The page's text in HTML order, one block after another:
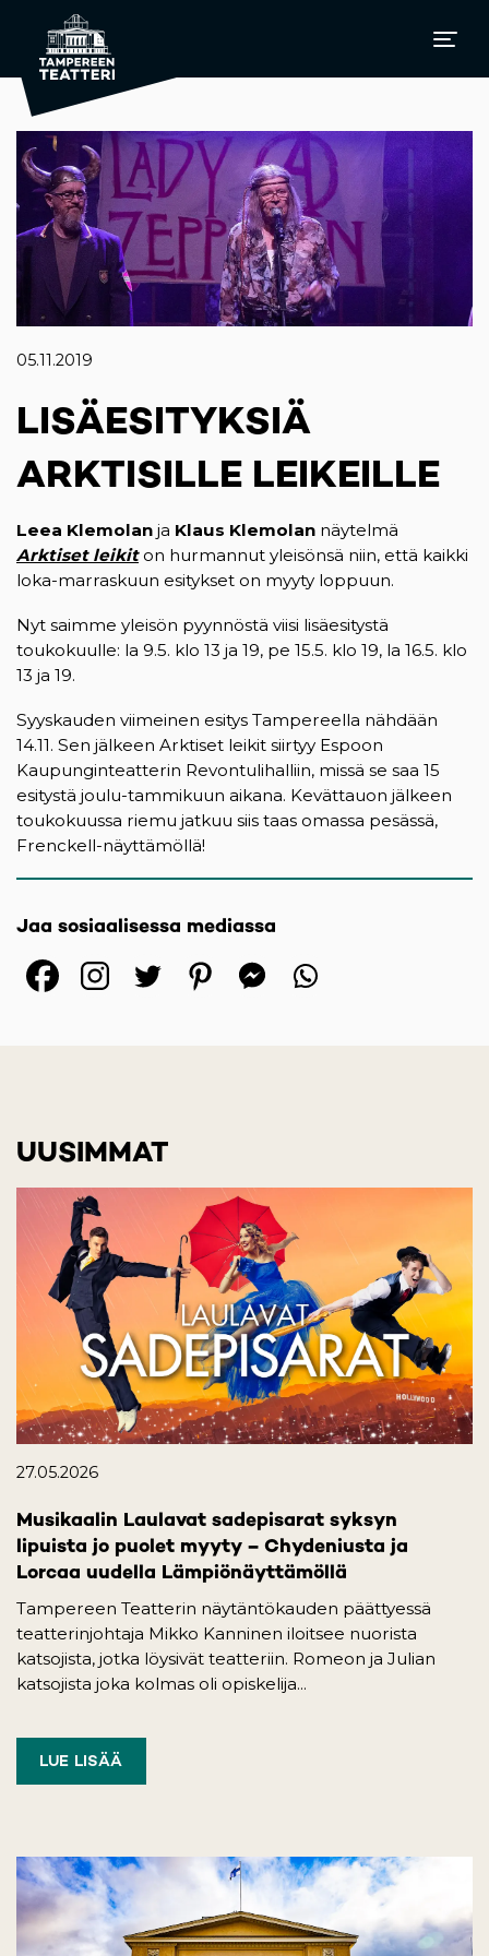
05.11.2019
LISÄESITYKSIÄ
ARKTISILLE LEIKEILLE
Leea Klemolan ja Klaus Klemolan näytelmä
Arktiset leikit(opens in a new tab)
on hurmannut yleisönsä niin, että kaikki
loka-marraskuun esitykset on myyty loppuun.
Nyt saimme yleisön pyynnöstä viisi lisäesitystä
toukokuulle: la 9.5. klo 13 ja 19, pe 15.5. klo 19, la 16.5. klo
13 ja 19.
Syyskauden viimeinen esitys Tampereella nähdään
14.11. Sen jälkeen Arktiset leikit siirtyy Espoon
Kaupunginteatterin Revontulihalliin, missä se saa 15
esitystä joulu-tammikuun aikana. Kevättauon jälkeen
toukokuussa riemu jatkuu siis taas omassa pesässä,
Frenckell-näyttämöllä!
Jaa sosiaalisessa mediassa
(opens in a new tab)
(opens in a new tab)
(opens in a new
(opens in a
UUSIMMAT
27.05.2026
Musikaalin Laulavat sadepisarat syksyn
lipuista jo puolet myyty – Chydeniusta ja
Lorcaa uudella Lämpiönäyttämöllä
Tampereen Teatterin näytäntökauden päättyessä
teatterinjohtaja Mikko Kanninen iloitsee nuorista
katsojista, jotka löysivät teatteriin. Romeon ja Julian
katsojista joka kolmas oli opiskelija...
LUE LISÄÄ